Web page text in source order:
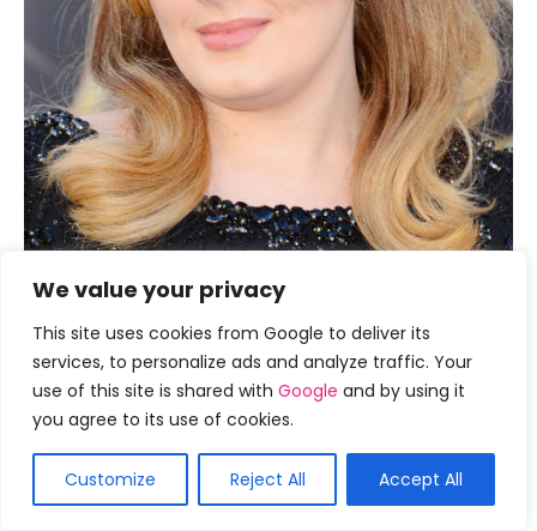
We value your privacy
This site uses cookies from Google to deliver its
services, to personalize ads and analyze traffic. Your
use of this site is shared with Google and by using it
you agree to its use of cookies.
Customize Reject All Accept All
Penteado trançado da coroa: